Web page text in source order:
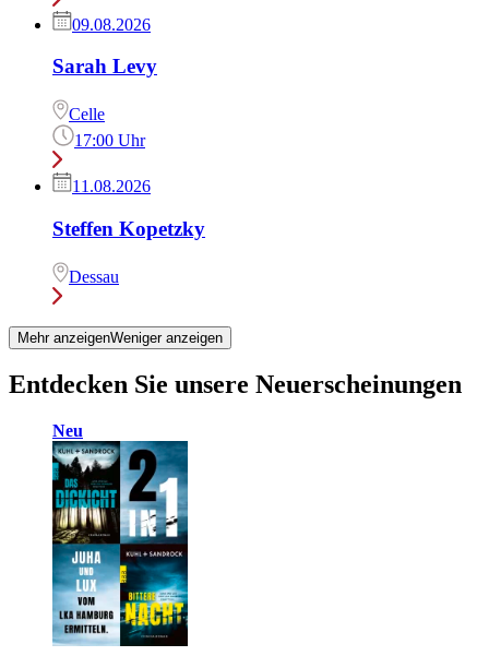
09.08.2026
Sarah Levy
Celle
17:00 Uhr
11.08.2026
Steffen Kopetzky
Dessau
Mehr anzeigenWeniger anzeigen
Entdecken Sie unsere Neuerscheinungen
Neu